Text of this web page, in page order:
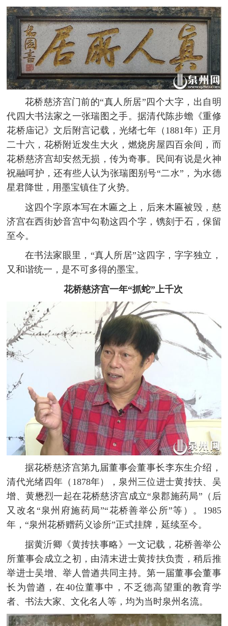
花桥慈济宫门前的“真人所居”四个大字，出自明
代四大书法家之一张瑞图之手。据清代陈步蟾《重修
花桥庙记》文后附言记载，光绪七年（1881年）正月
二十六，花桥附近发生大火，燃烧房屋四百余间，而
花桥慈济宫却安然无损，传为奇事。民间有说是火神
祝融呵护，还有些人认为张瑞图别号“二水”，为水德
星君降世，用墨宝镇住了火势。
这四个字原本写在木匾之上，后来木匾被毁，慈
济宫在西街妙音宫中勾勒这四个字，镌刻于石，保留
至今。
在书法家眼里，“真人所居”这四字，字字独立，
又和谐统一，是不可多得的墨宝。
花桥慈济宫一年“抓蛇”上千次
据花桥慈济宫第九届董事会董事长李东生介绍，
清代光绪四年（1878年），泉州三位进士黄抟扶、吴
增、黄懋烈一起在花桥慈济宫成立“泉郡施药局”（后
又改名“泉州府施药局”“花桥善举公所”等）。1985
年，“泉州花桥赠药义诊所”正式挂牌，延续至今。
据黄沂卿《黄抟扶事略》一文记载，花桥善举公
所董事会成立之初，由清末进士黄抟扶负责，稍后推
举进士吴增、举人曾遒共同主持。第一届董事会董事
长为曾遒，在40位董事中，不乏德高望重的教育学
者、书法大家、文化名人等，均为当时泉州名流。